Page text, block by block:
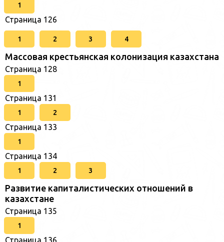
1
Страница 126
1 2 3 4
Массовая крестьянская колонизация казахстана
Страница 128
1
Страница 131
1 2
Страница 133
1
Страница 134
1 2 3
Развитие капиталистических отношений в
казахстане
Страница 135
1
Страница 136